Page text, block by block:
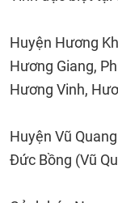
Huyện Hương
Hương Giang,
Hương Vinh,
Huyện Vũ
Đức Bồng (Vũ